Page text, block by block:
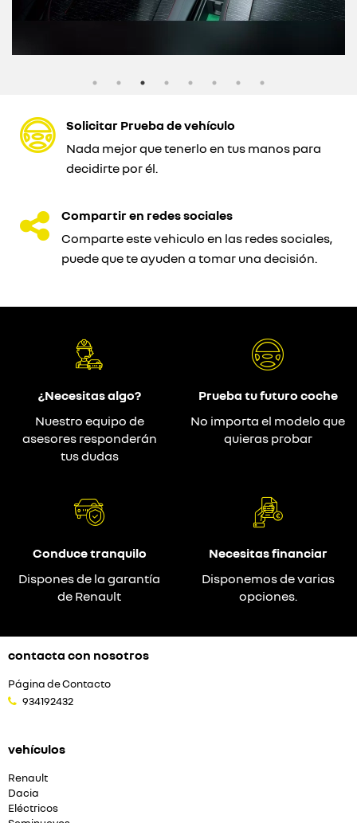
Solicitar Prueba de vehículo
Nada mejor que tenerlo en tus manos para
decidirte por él.
Compartir en redes sociales
Comparte este vehiculo en las redes sociales,
puede que te ayuden a tomar una decisión.
¿Necesitas algo?
Nuestro equipo de
asesores responderán
tus dudas
Prueba tu futuro coche
No importa el modelo que
quieras probar
Conduce tranquilo
Dispones de la garantía
de Renault
Necesitas financiar
Disponemos de varias
opciones.
contacta con nosotros
Página de Contacto
934192432
vehículos
Renault
Dacia
Eléctricos